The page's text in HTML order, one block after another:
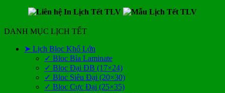
DANH MỤC LỊCH TẾT
➤ Lịch Bloc Khổ Lớn
✓ Bloc Bìa Laminate
✓ Bloc Đại ĐB (17×24)
✓ Bloc Siêu Đại (20×30)
✓ Bloc Cực Đại (25×35)